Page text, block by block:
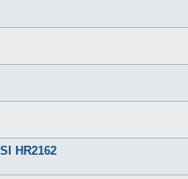
HR2162